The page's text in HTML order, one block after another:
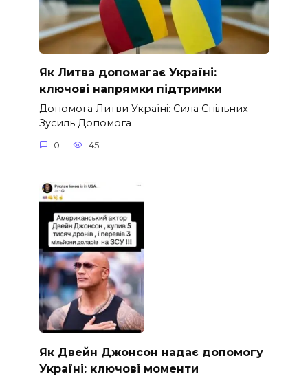
Як Литва допомагає Україні:
ключові напрямки підтримки
Допомога Литви Україні: Сила Спільних
Зусиль Допомога
0 45
Як Двейн Джонсон надає допомогу
Україні: ключові моменти